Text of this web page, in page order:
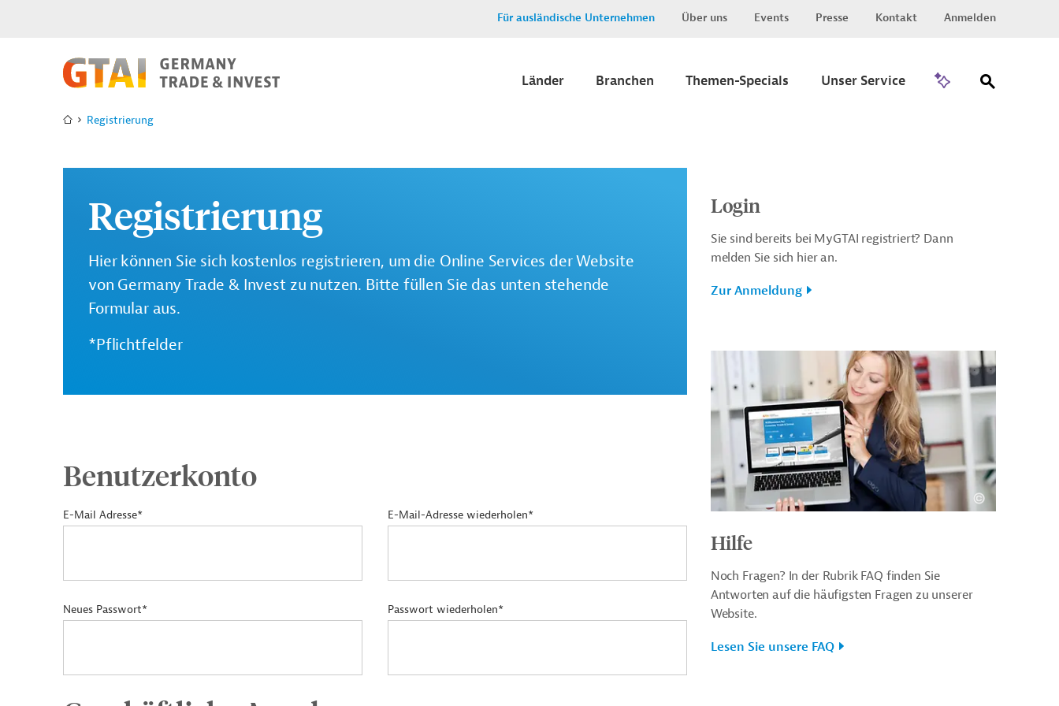
Für ausländische Unternehmen Über uns Events Presse Kontakt Anmelden
Länder Branchen Themen-Specials Unser Service
Registrierung
Registrierung
Hier können Sie sich kostenlos registrieren, um die Online Services der Website
von Germany Trade & Invest zu nutzen. Bitte füllen Sie das unten stehende
Formular aus.
*Pflichtfelder
Benutzerkonto
E-Mail Adresse* E-Mail-Adresse wiederholen*
Neues Passwort* Passwort wiederholen*
Login
Sie sind bereits bei MyGTAI registriert? Dann
melden Sie sich hier an.
Zur Anmeldung
Hilfe
Noch Fragen? In der Rubrik FAQ finden Sie
Antworten auf die häufigsten Fragen zu unserer
Website.
Lesen Sie unsere FAQ